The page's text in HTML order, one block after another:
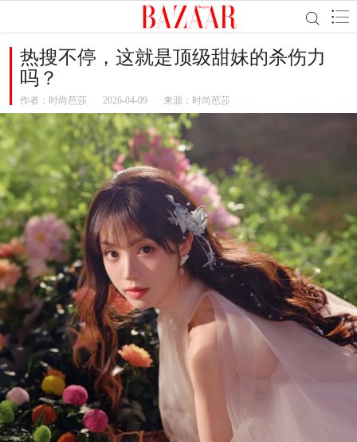
热搜不停，这就是顶级甜妹的杀伤力
吗？
作者： 时尚芭莎 2026-04-09 来源：时尚芭莎